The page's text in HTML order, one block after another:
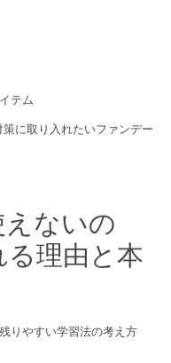
テム
に取り入れたいファンデー
ないの
理由と本
りやすい学習法の考え方